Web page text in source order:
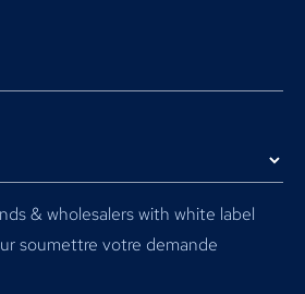
& wholesalers with white label
soumettre votre demande